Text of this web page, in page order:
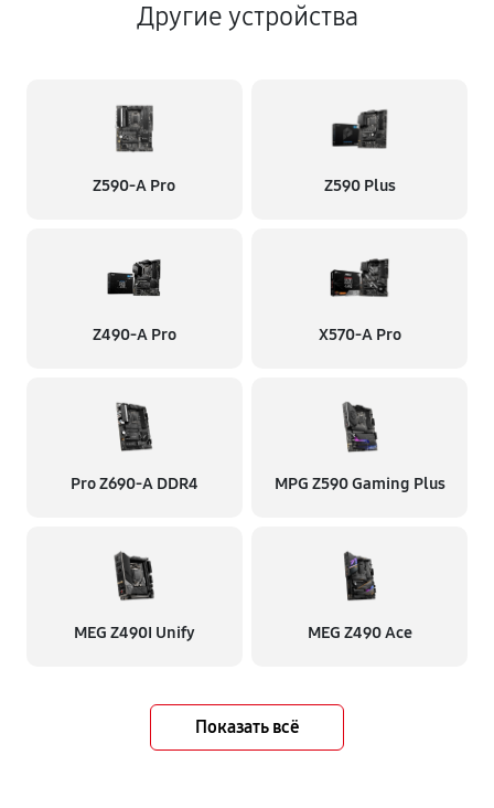
Другие устройства
Z590-A Pro Z590 Plus
Z490-A Pro X570-A Pro
Pro Z690-A DDR4 MPG Z590 Gaming Plus
MEG Z490I Unify MEG Z490 Ace
Показать всё